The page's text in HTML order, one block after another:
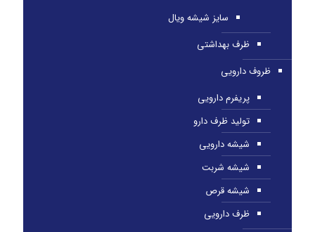
سایز شیشه ویال
ظرف بهداشتی
ظروف دارویی
پریفرم دارویی
تولید ظرف دارو
شیشه دارویی
شیشه شربت
شیشه قرص
ظرف دارویی